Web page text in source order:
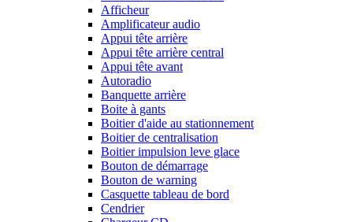
Afficheur
Amplificateur audio
Appui tête arrière
Appui tête arrière central
Appui tête avant
Autoradio
Banquette arrière
Boite à gants
Boitier d'aide au stationnement
Boitier de centralisation
Boitier impulsion leve glace
Bouton de démarrage
Bouton de warning
Casquette tableau de bord
Cendrier